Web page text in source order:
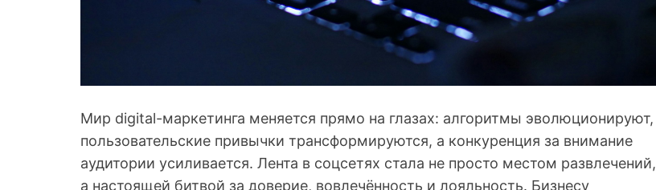
Мир digital-маркетинга меняется прямо на глазах: алгоритмы эволюционируют,
пользовательские привычки трансформируются, а конкуренция за внимание
аудитории усиливается. Лента в соцсетях стала не просто местом развлечений,
а настоящей битвой за доверие, вовлечённость и лояльность. Бизнесу